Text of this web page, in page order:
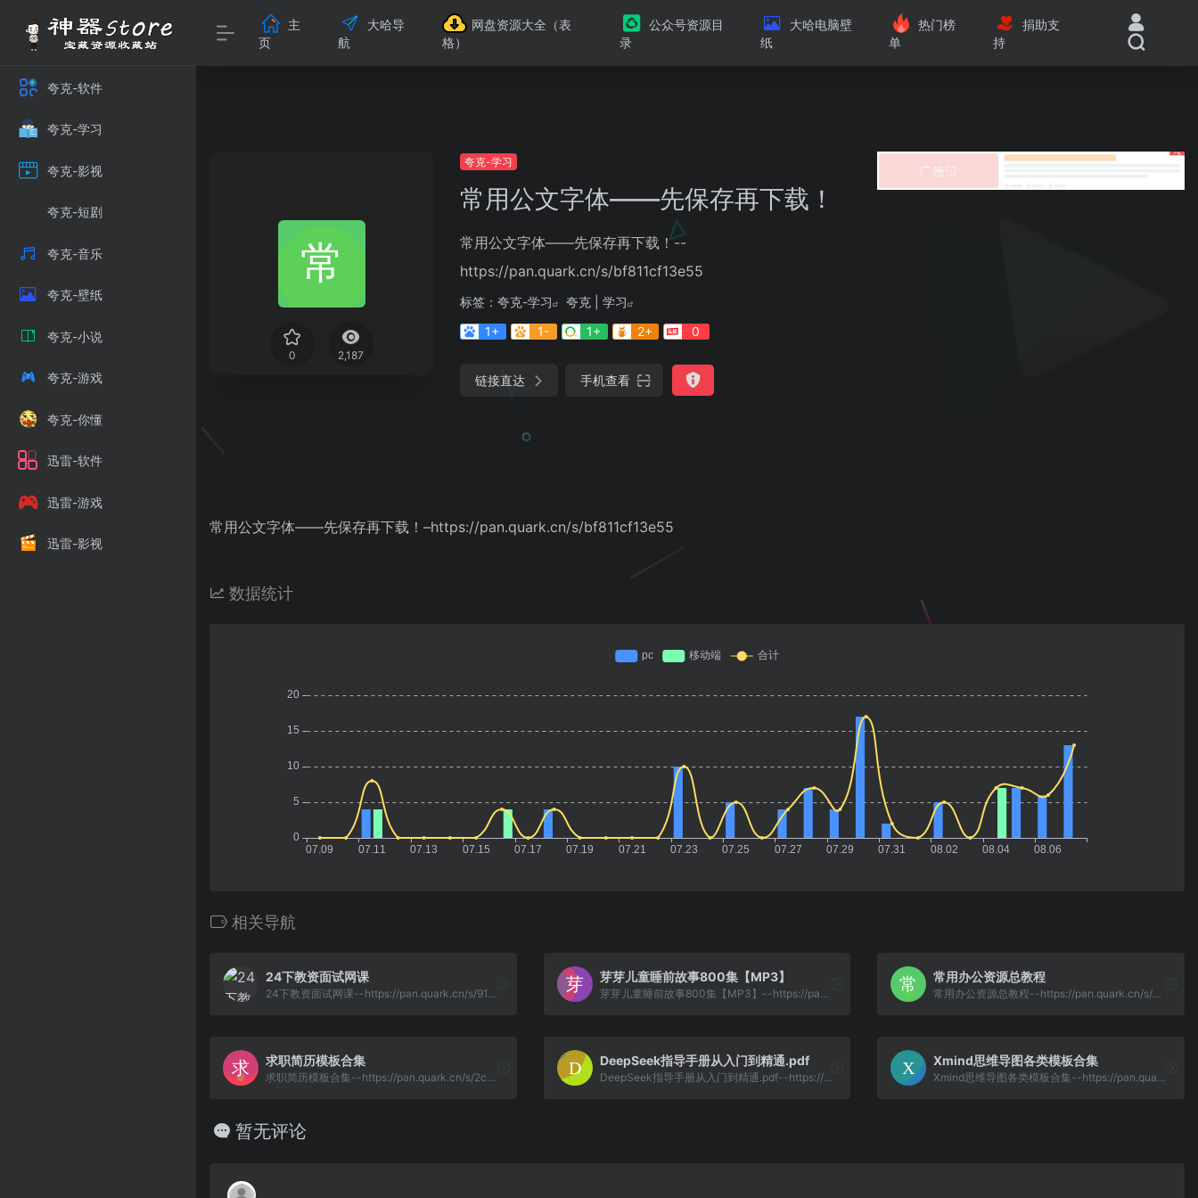
夸克-软件
夸克-学习
夸克-影视
夸克-短剧
夸克-音乐
夸克-壁纸
夸克-小说
夸克-游戏
夸克-你懂
迅雷-软件
迅雷-游戏
迅雷-影视
主
页
大哈导
航
网盘资源大全（表
格）
公众号资源目
录
大哈电脑壁
纸
热门榜
单
捐助支
持
0 2,187
夸克-学习
常用公文字体——先保存再下载！
常用公文字体——先保存再下载！--
https://pan.quark.cn/s/bf811cf13e55
标签： 夸克-学习
夸克 | 学习
1+
1- 1+ 2+ 0
链接直达 手机查看
常用公文字体——先保存再下载！–https://pan.quark.cn/s/bf811cf13e55
数据统计
相关导航
24下教资面试网课
24下教资面试网课--https://pan.quark.cn/s/91a61574006e
芽芽儿童睡前故事800集【MP3】
芽芽儿童睡前故事800集【MP3】--https://pan.quark.cn/s/ca8ba2de752a
常用办公资源总教程
常用办公资源总教程--https://pan.quark.cn/s/692b7cb3270e
求职简历模板合集
求职简历模板合集--https://pan.quark.cn/s/2cfe220fffee
DeepSeek指导手册从入门到精通.pdf
DeepSeek指导手册从入门到精通.pdf--https://pan.quark.cn/s/28071651d03b
Xmind思维导图各类模板合集
Xmind思维导图各类模板合集--https://pan.quark.cn/s/4115555c5589
暂无评论
关注微信公众号：APP小站